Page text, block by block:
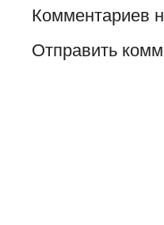
Комментариев
Отправить